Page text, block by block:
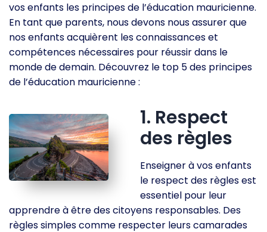
vos enfants les principes de l’éducation mauricienne.
En tant que parents, nous devons nous assurer que
nos enfants acquièrent les connaissances et
compétences nécessaires pour réussir dans le
monde de demain. Découvrez le top 5 des principes
de l’éducation mauricienne :
1. Respect
des règles
Enseigner à vos enfants
le respect des règles est
essentiel pour leur
apprendre à être des citoyens responsables. Des
règles simples comme respecter leurs camarades